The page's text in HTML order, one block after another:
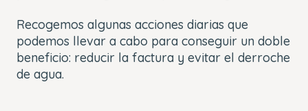
Recogemos algunas acciones diarias que
podemos llevar a cabo para conseguir un doble
beneficio: reducir la factura y evitar el derroche
de agua.